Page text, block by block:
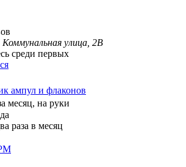
Коммунальная улица, 2В
среди первых
ампул и флаконов
месяц, на руки
раза в месяц